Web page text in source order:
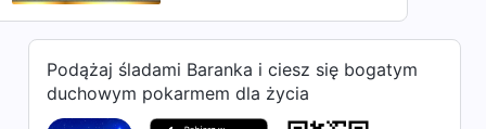
37:52
Słowo Boże | „Zakres
odpowiedzialności
przywódców i pracowników
(23)” (Rozdział drugi)
Podążaj śladami Baranka i ciesz się bogatym
duchowym pokarmem dla życia